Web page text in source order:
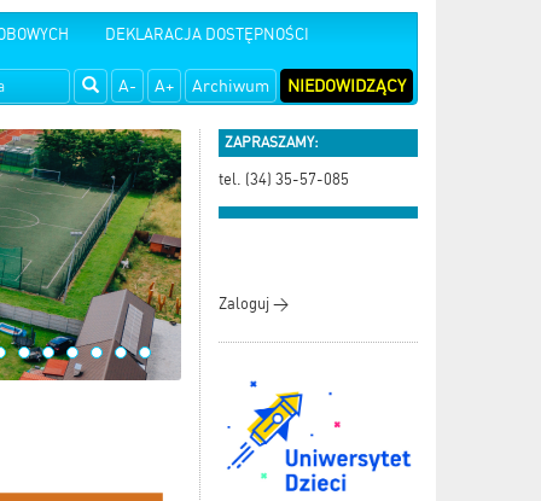
DEKLARACJA DOSTĘPNOŚCI
A- A+ Archiwum NIEDOWIDZĄCY
ZAPRASZAMY:
tel. (34) 35-57-085
Zaloguj >